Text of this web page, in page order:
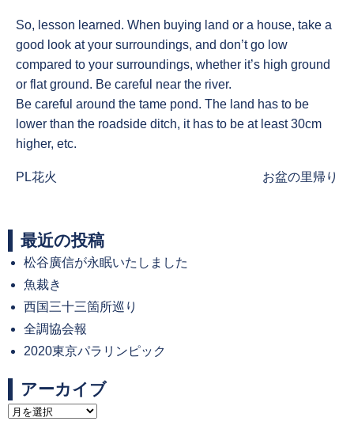
So, lesson learned. When buying land or a house, take a
good look at your surroundings, and don’t go low
compared to your surroundings, whether it’s high ground
or flat ground. Be careful near the river.
Be careful around the tame pond. The land has to be
lower than the roadside ditch, it has to be at least 30cm
higher, etc.
Previous
PL花火
Next
お盆の里帰り
最近の投稿
松谷廣信が永眠いたしました
魚裁き
西国三十三箇所巡り
全調協会報
2020東京パラリンピック
アーカイブ
ア